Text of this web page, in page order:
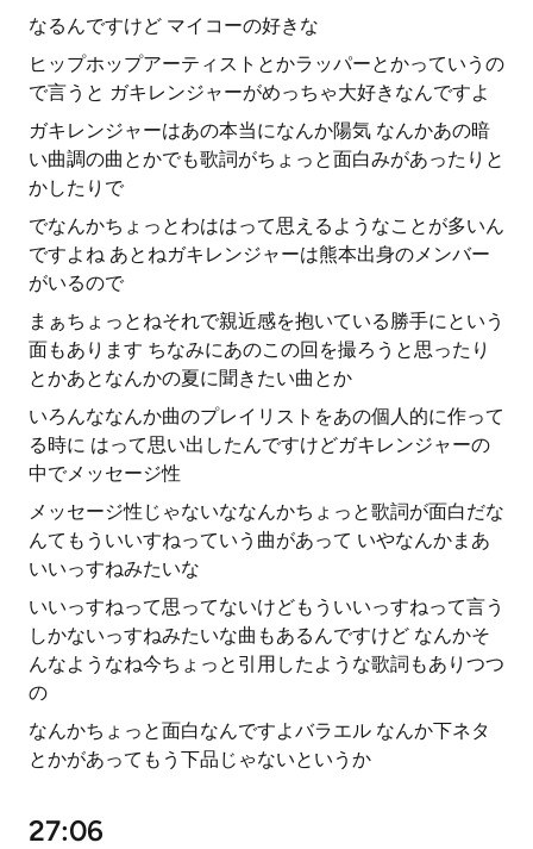
なるんですけど マイコーの好きな
ヒップホップアーティストとかラッパーとかっていうの
で言うと ガキレンジャーがめっちゃ大好きなんですよ
ガキレンジャーはあの本当になんか陽気 なんかあの暗
い曲調の曲とかでも歌詞がちょっと面白みがあったりと
かしたりで
でなんかちょっとわははって思えるようなことが多いん
ですよね あとねガキレンジャーは熊本出身のメンバー
がいるので
まぁちょっとねそれで親近感を抱いている勝手にという
面もあります ちなみにあのこの回を撮ろうと思ったり
とかあとなんかの夏に聞きたい曲とか
いろんななんか曲のプレイリストをあの個人的に作って
る時に はって思い出したんですけどガキレンジャーの
中でメッセージ性
メッセージ性じゃないななんかちょっと歌詞が面白だな
んてもういいすねっていう曲があって いやなんかまあ
いいっすねみたいな
いいっすねって思ってないけどもういいっすねって言う
しかないっすねみたいな曲もあるんですけど なんかそ
んなようなね今ちょっと引用したような歌詞もありつつ
の
なんかちょっと面白なんですよバラエル なんか下ネタ
とかがあってもう下品じゃないというか
27:06